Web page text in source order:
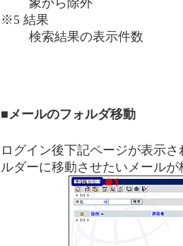
象から除外
※5 結果
検索結果の表示件数
■メールのフォルダ移動
ログイン後下記ページが表示
ルダーに移動させたいメール